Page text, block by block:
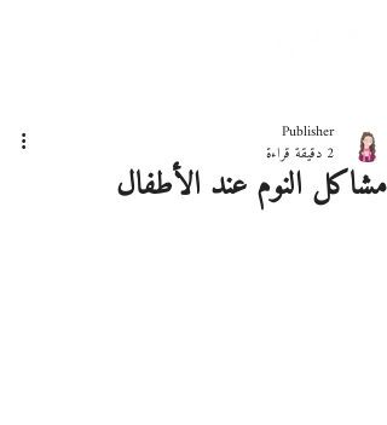
مشاكل النوم عند الأطفال
Publisher
2 دقيقة قراءة